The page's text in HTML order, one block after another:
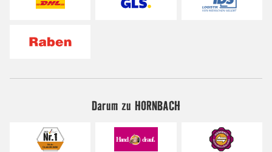
Darum zu HORNBACH